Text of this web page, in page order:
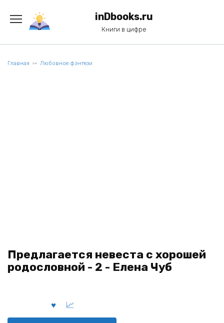
содержанию
inDbooks.ru
Книги в цифре
Главная Любовное фэнтези
Предлагается невеста с хорошей
родословной - 2 - Елена Чуб